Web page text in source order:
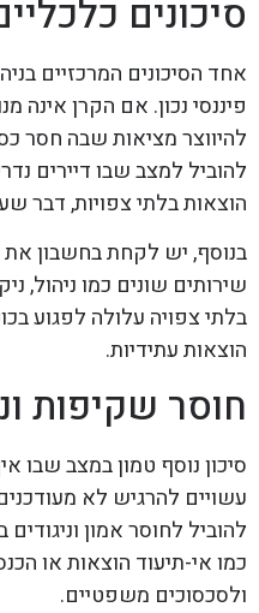
סיכונים
אחד הסיכונים המרכזיים
פיננסי נכון. אם הקרן אינה
להיווצר מציאות שבה חסר
להוביל למצב שבו דיירים
הוצאות בלתי צפויות, דבר
בנוסף, יש לקחת בחשבון
שירותים שונים כמו ניהול,
בלתי צפויה עלולה לפגוע
הוצאות עתידיות.
חוסר שקיפות
סיכון נוסף טמון במצב שבו
עשויים להרגיש לא
להוביל לחוסר אמון וניגודים
כמו אי-תיעוד הוצאות או
ולסכסוכים משפטיים.